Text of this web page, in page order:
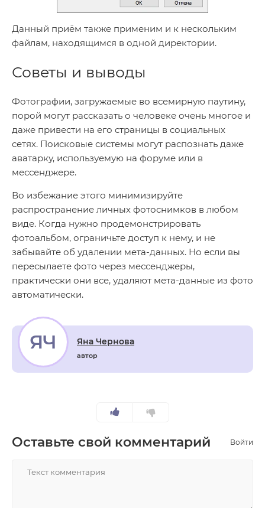
Данный приём также применим и к нескольким
файлам, находящимся в одной директории.
Советы и выводы
Фотографии, загружаемые во всемирную паутину,
порой могут рассказать о человеке очень многое и
даже привести на его страницы в социальных
сетях. Поисковые системы могут распознать даже
аватарку, используемую на форуме или в
мессенджере.
Во избежание этого минимизируйте
распространение личных фотоснимков в любом
виде. Когда нужно продемонстрировать
фотоальбом, ограничьте доступ к нему, и не
забывайте об удалении мета-данных. Но если вы
пересылаете фото через мессенджеры,
практически они все, удаляют мета-данные из фото
автоматически.
ЯЧ Яна Чернова
автор
Оставьте свой комментарий Войти